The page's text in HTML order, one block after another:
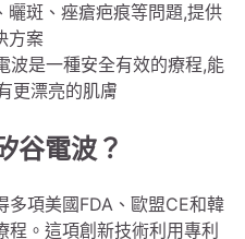
曬斑、痤瘡疤痕等問題,提供
方案
波是一種安全有效的療程,能
更漂亮的肌膚
谷電波？
項美國FDA、歐盟CE和韓
程。這項創新技術利用專利